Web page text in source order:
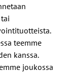
teemme
kanssa.
joukossa